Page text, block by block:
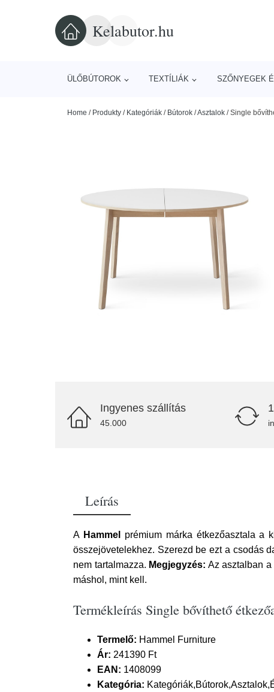
Kelabutor.hu
ÜLŐBÚTOROK TEXTÍLIÁK SZŐNYEGEK
Home / Produkty / Kategóriák / Bútorok /Asztalok /Single
Ingyenes szállítás
45.000
Leírás
A Hammel
prémium márka étkezőasztala a
összejövetelekhez. Szerezd be ezt a csodás
nem tartalmazza. Megjegyzés: Az asztalban
máshol, mint kell.
Termékleírás Single bővíthető
Termelő: Hammel Furniture
Ár: 241390 Ft
EAN: 1408099
Kategória: